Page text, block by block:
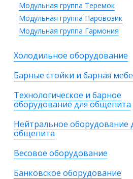
Модульная группа Теремок
Модульная группа Паровозик
Модульная группа Гармония
Холодильное оборудование
Барные стойки и барная
Технологическое и барное
оборудование для общепита
Нейтральное оборудование
общепита
Весовое оборудование
Банковское оборудование